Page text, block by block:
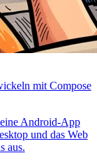
mit Compose
Android-App
und das Web
aus.